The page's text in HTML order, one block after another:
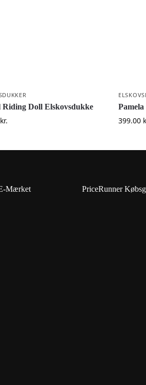
Riding Doll Elskovsdukke
kr. 399.00
Mærket PriceRunner